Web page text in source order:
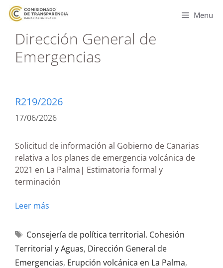
Menu
Dirección General de
Emergencias
R219/2026
17/06/2026
Solicitud de información al Gobierno de Canarias
relativa a los planes de emergencia volcánica de
2021 en La Palma| Estimatoria formal y
terminación
Leer más
Consejería de política territorial. Cohesión
Territorial y Aguas, Dirección General de
Emergencias, Erupción volcánica en La Palma,